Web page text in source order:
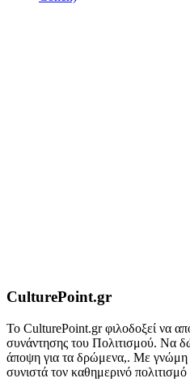
CulturePoint.gr
Το CulturePoint.gr φιλοδοξεί να
συνάντησης του Πολιτισμού. Να
άποψη για τα δρώμενα,. Με γνώμη
συνιστά τον καθημερινό πολιτισμό